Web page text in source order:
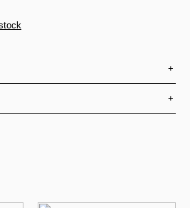
+
+